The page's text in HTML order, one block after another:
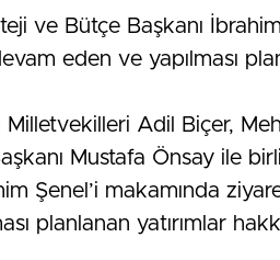
ve Bütçe Başkanı
eden ve yapılması
Milletvekilleri Adil Biçer,
Mustafa Önsay ile
Şenel’i makamında
planlanan yatırımlar